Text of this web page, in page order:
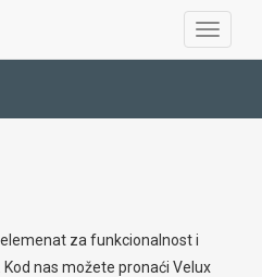
za funkcionalnost i
nas možete pronaći Velux